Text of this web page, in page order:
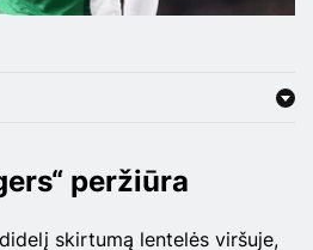
peržiūra
skirtumą lentelės viršuje,